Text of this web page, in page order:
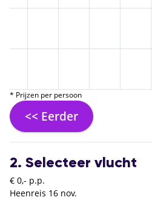
* Prijzen per persoon
<< Eerder
2. Selecteer vlucht
€ 0,- p.p.
Heenreis 16 nov.